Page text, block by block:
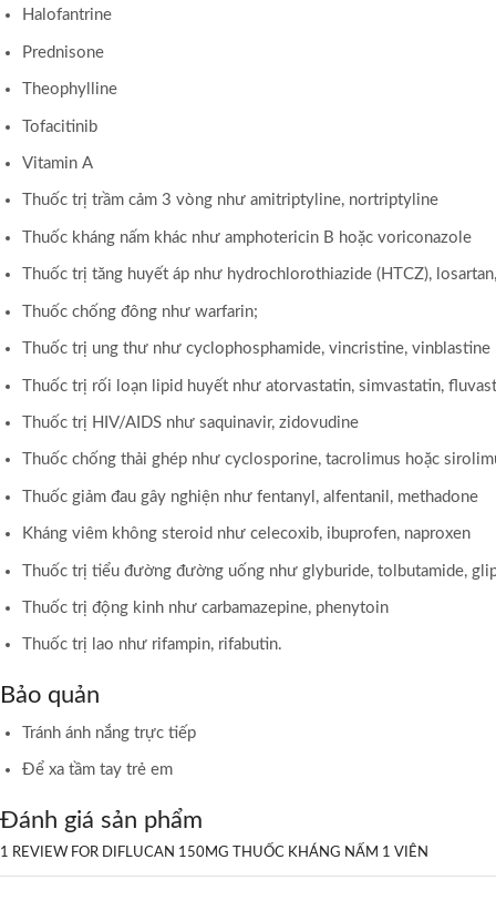
Halofantrine
Prednisone
Theophylline
Tofacitinib
Vitamin A
Thuốc trị trầm cảm 3 vòng như amitriptyline, nortriptyline
Thuốc kháng nấm khác như amphotericin B hoặc voriconazole
Thuốc trị tăng huyết áp như hydrochlorothiazide (HTCZ),
Thuốc chống đông như warfarin;
Thuốc trị ung thư như cyclophosphamide, vincristine, vinblastine
Thuốc trị rối loạn lipid huyết như atorvastatin, simvastatin,
Thuốc trị HIV/AIDS như saquinavir, zidovudine
Thuốc chống thải ghép như cyclosporine, tacrolimus hoặc
Thuốc giảm đau gây nghiện như fentanyl, alfentanil, methadone
Kháng viêm không steroid như celecoxib, ibuprofen, naproxen
Thuốc trị tiểu đường đường uống như glyburide, tolbutamide,
Thuốc trị động kinh như carbamazepine, phenytoin
Thuốc trị lao như rifampin, rifabutin.
Bảo quản
Tránh ánh nắng trực tiếp
Để xa tầm tay trẻ em
Đánh giá sản phẩm
1 REVIEW FOR DIFLUCAN 150MG THUỐC KHÁNG NẤM 1 VIÊN